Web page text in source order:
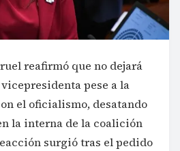
reafirmó que no dejará
pese a la
el oficialismo, desatando
la interna de la coalición
surgió tras el pedido